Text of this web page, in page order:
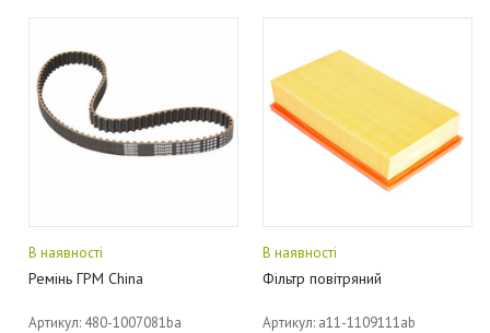
В наявності
Ремінь ГРМ China
Артикул: 480-1007081ba
В наявності
Фільтр повітряний
Артикул: a11-1109111ab